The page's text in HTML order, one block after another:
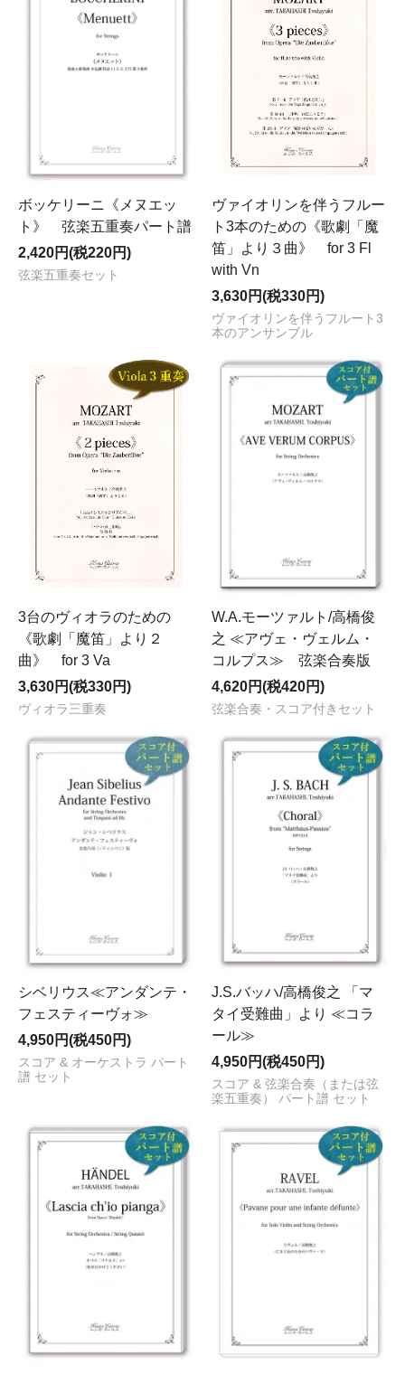
ボッケリーニ《メヌエッ
ト》 弦楽五重奏パート譜
2,420円(税220円)
弦楽五重奏セット
ヴァイオリンを伴うフルー
ト3本のための《歌劇「魔
笛」より３曲》 for 3 Fl
with Vn
3,630円(税330円)
ヴァイオリンを伴うフルート3
本のアンサンブル
3台のヴィオラのための
《歌劇「魔笛」より２
曲》 for 3 Va
3,630円(税330円)
ヴィオラ三重奏
W.A.モーツァルト/高橋俊
之 ≪アヴェ・ヴェルム・
コルプス≫ 弦楽合奏版
4,620円(税420円)
弦楽合奏・スコア付きセット
シベリウス≪アンダンテ・
フェスティーヴォ≫
4,950円(税450円)
スコア & オーケストラ パート
譜 セット
J.S.バッハ/高橋俊之 「マ
タイ受難曲」より ≪コラ
ール≫
4,950円(税450円)
スコア & 弦楽合奏（または弦
楽五重奏） パート譜 セット